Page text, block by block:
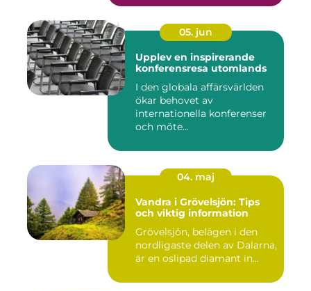
05. jun
Upplev en inspirerande
konferensresa utomlands
I den globala affärsvärlden
ökar behovet av
internationella konferenser
och möte...
04. maj
Vandra i Grövelsjön: Tips
och viktig information
Grövelsjön, belägen i den
nordligaste delen av Dalarna,
är en oslipad diamant in...